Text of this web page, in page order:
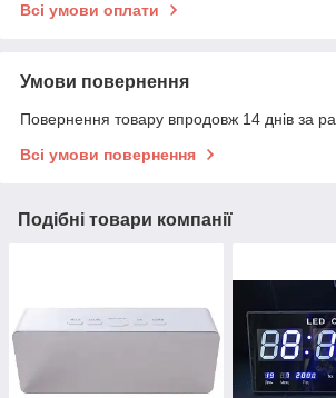
Всі умови оплати
Умови повернення
Повернення товару впродовж 14 днів за
Всі умови повернення
Подібні товари компанії